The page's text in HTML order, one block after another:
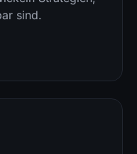
sind.